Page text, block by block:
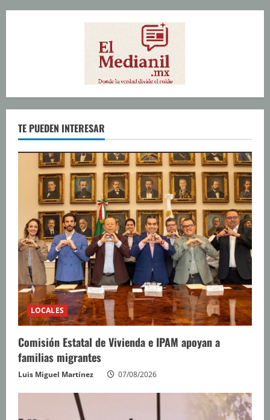
TE PUEDEN INTERESAR
LOCALES
Comisión Estatal de Vivienda e IPAM apoyan a
familias migrantes
Luis Miguel Martínez 07/08/2026